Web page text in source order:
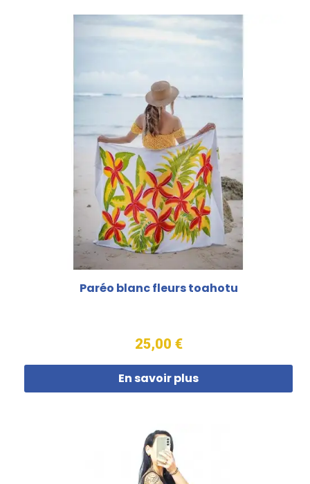
Paréo blanc fleurs toahotu
25,00 €
En savoir plus